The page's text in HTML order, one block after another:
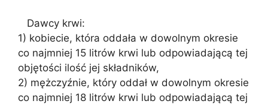
Dawcy krwi:
1) kobiecie, która oddała w dowolnym okresie
co najmniej 15 litrów krwi lub odpowiadającą tej
objętości ilość jej składników,
2) mężczyźnie, który oddał w dowolnym okresie
co najmniej 18 litrów krwi lub odpowiadającą tej